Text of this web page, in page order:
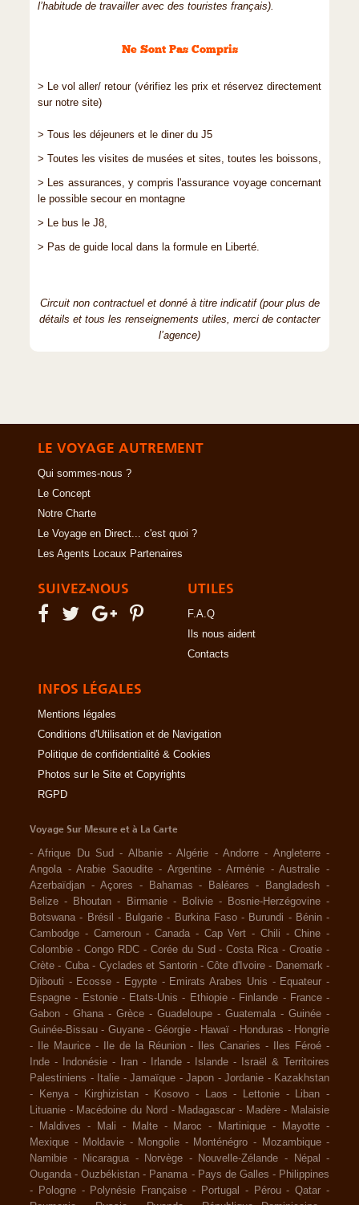
l’habitude de travailler avec des touristes français).
Ne Sont Pas Compris
> Le vol aller/ retour (vérifiez les prix et réservez directement
sur notre site)
> Tous les déjeuners et le diner du J5
> Toutes les visites de musées et sites, toutes les boissons,
> Les assurances, y compris l'assurance voyage concernant
le possible secour en montagne
> Le bus le J8,
> Pas de guide local dans la formule en Liberté.
Circuit non contractuel et donné à titre indicatif (pour plus de
détails et tous les renseignements utiles, merci de contacter
l’agence)
LE VOYAGE AUTREMENT
Qui sommes-nous ?
Le Concept
Notre Charte
Le Voyage en Direct... c'est quoi ?
Les Agents Locaux Partenaires
SUIVEZ-NOUS UTILES
F.A.Q
Ils nous aident
Contacts
INFOS LÉGALES
Mentions légales
Conditions d'Utilisation et de Navigation
Politique de confidentialité & Cookies
Photos sur le Site et Copyrights
RGPD
Voyage Sur Mesure et à La Carte
-Afrique Du Sud - Albanie -Algérie -Andorre - Angleterre -
Angola -Arabie Saoudite -Argentine -Arménie -Australie -
Azerbaïdjan - Açores - Bahamas - Baléares - Bangladesh -
Belize - Bhoutan - Birmanie - Bolivie - Bosnie-Herzégovine -
Botswana - Brésil - Bulgarie - Burkina Faso - Burundi - Bénin -
Cambodge - Cameroun - Canada - Cap Vert - Chili -Chine -
Colombie - Congo RDC - Corée du Sud -Costa Rica -Croatie -
Crète - Cuba - Cyclades et Santorin -Côte d'Ivoire - Danemark -
Djibouti - Ecosse - Egypte - Emirats Arabes Unis - Equateur -
Espagne - Estonie - Etats-Unis - Ethiopie - Finlande - France -
Gabon - Ghana - Grèce - Guadeloupe - Guatemala - Guinée -
Guinée-Bissau - Guyane - Géorgie - Hawaï - Honduras - Hongrie
-
Ile Maurice - Ile de la Réunion - Iles Canaries - Iles Féroé -
Inde - Indonésie - Iran - Irlande - Islande -
Israël & Territoires
Palestiniens - Italie - Jamaïque - Japon - Jordanie - Kazakhstan
-
Kenya - Kirghizistan - Kosovo - Laos - Lettonie - Liban -
Lituanie - Macédoine du Nord - Madagascar - Madère - Malaisie
-
Maldives - Mali - Malte - Maroc - Martinique - Mayotte -
Mexique - Moldavie - Mongolie - Monténégro - Mozambique -
Namibie - Nicaragua - Norvège - Nouvelle-Zélande - Népal
-
Ouganda -Ouzbékistan - Panama - Pays de Galles - Philippines
-
Pologne - Polynésie Française - Portugal - Pérou -Qatar -